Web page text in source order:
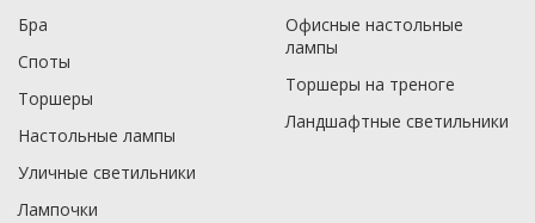
Бра
Споты
Торшеры
Настольные лампы
Уличные светильники
Лампочки
Офисные настольные
лампы
Торшеры на треноге
Ландшафтные светильники